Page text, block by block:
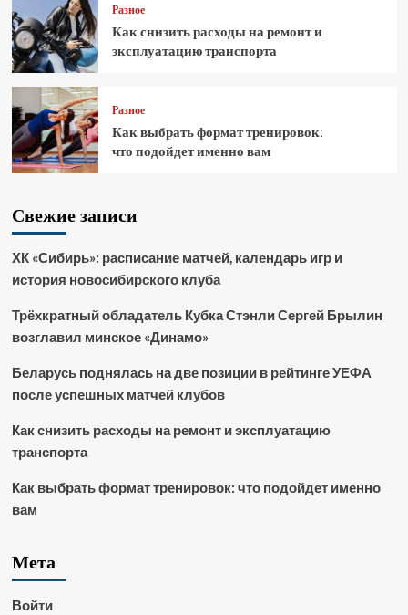
Разное
Как снизить расходы на ремонт и
эксплуатацию транспорта
Разное
Как выбрать формат тренировок:
что подойдет именно вам
Свежие записи
ХК «Сибирь»: расписание матчей, календарь игр и
история новосибирского клуба
Трёхкратный обладатель Кубка Стэнли Сергей Брылин
возглавил минское «Динамо»
Беларусь поднялась на две позиции в рейтинге УЕФА
после успешных матчей клубов
Как снизить расходы на ремонт и эксплуатацию
транспорта
Как выбрать формат тренировок: что подойдет именно
вам
Мета
Войти